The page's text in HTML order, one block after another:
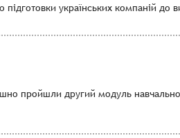
українських компаній до
пройшли другий модуль